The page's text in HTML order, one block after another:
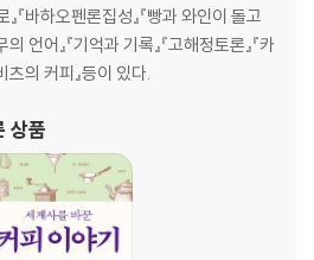
’로 자리매김한 커피하우스
하우스에서 멀어지게 했나
된 커피와 카페
부다페스트 정복을 결정적으로 도운 ‘검
아가가 역설적으로 적대국인 프랑스 커피
『바하오펜론집성』『빵과 와인이 돌고
언어』『기억과 기록』『고해정토론』『카
츠의 커피』등이 있다.
상품